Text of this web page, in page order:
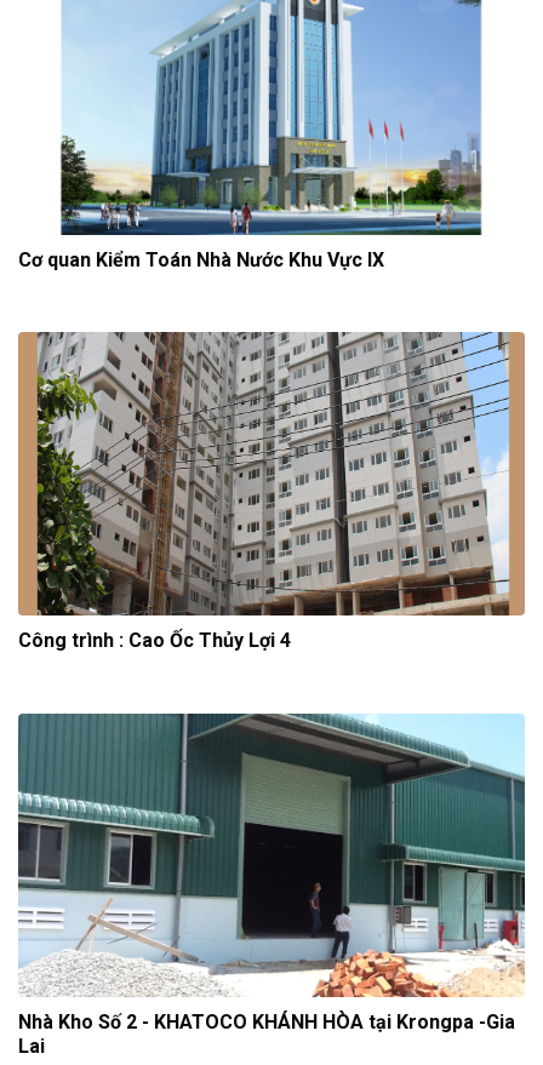
Cơ quan Kiểm Toán Nhà Nước Khu Vực IX
Công trình : Cao Ốc Thủy Lợi 4
Nhà Kho Số 2 - KHATOCO KHÁNH HÒA tại Krongpa -Gia
Lai